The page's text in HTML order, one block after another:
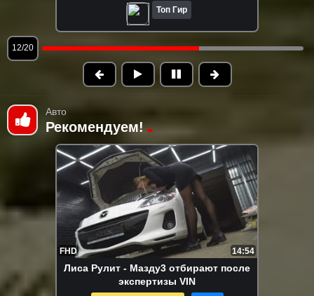
13/20
Авто
Рекомендуем!
FHD 14:54
Лиса Рулит - Мазду3 отбирают после
экспертизы VIN